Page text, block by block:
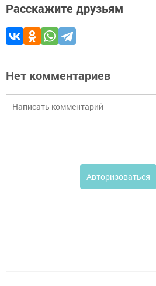
Расскажите друзьям
Нет комментариев
Авторизоваться